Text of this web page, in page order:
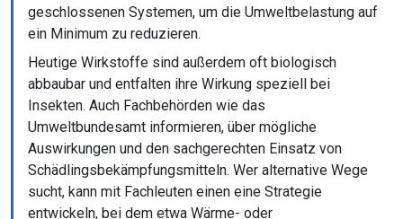
geschlossenen Systemen, um die Umweltbelastung auf
ein Minimum zu reduzieren.
Heutige Wirkstoffe sind außerdem oft biologisch
abbaubar und entfalten ihre Wirkung speziell bei
Insekten. Auch Fachbehörden wie das
Umweltbundesamt informieren, über mögliche
Auswirkungen und den sachgerechten Einsatz von
Schädlingsbekämpfungsmitteln. Wer alternative Wege
sucht, kann mit Fachleuten einen eine Strategie
entwickeln, bei dem etwa Wärme- oder